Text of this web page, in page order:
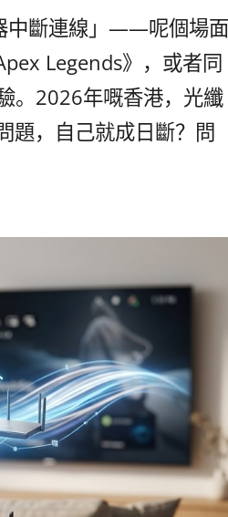
中斷連線」——呢個場面
Legends》，或者同
。2026年嘅香港，光纖
題，自己就成日斷？問